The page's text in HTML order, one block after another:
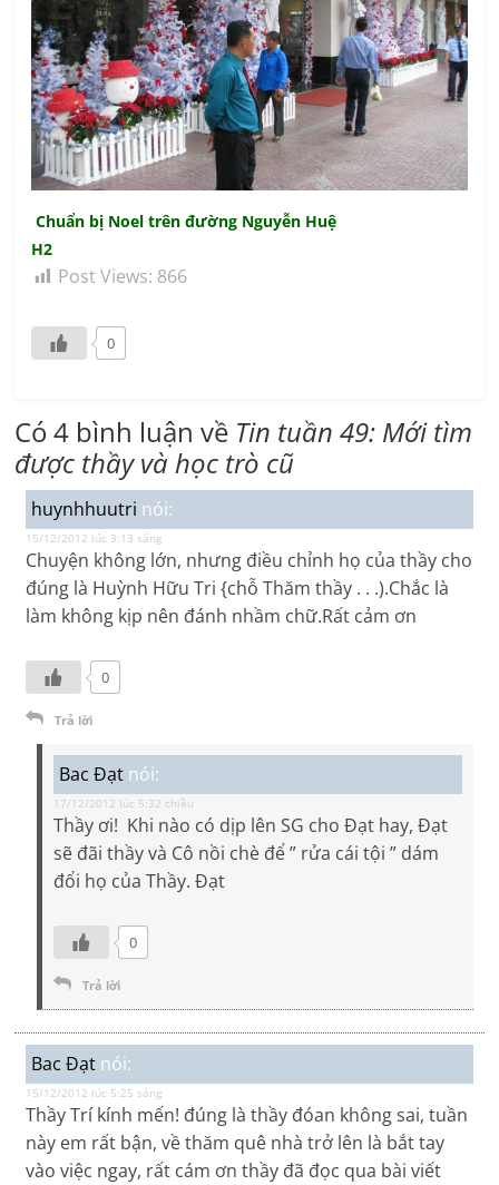
Chuẩn bị Noel trên đường Nguyễn Huệ
H2
Post Views: 866
0
Có 4 bình luận về Tin tuần 49: Mới tìm
được thầy và học trò cũ
huynhhuutri nói:
15/12/2012 lúc 3:13 sáng
Chuyện không lớn, nhưng điều chỉnh họ của thầy cho
đúng là Huỳnh Hữu Tri {chỗ Thăm thầy . . .).Chắc là
làm không kịp nên đánh nhầm chữ.Rất cảm ơn
0
Trả lời
Bac Đạt nói:
17/12/2012 lúc 5:32 chiều
Thầy ơi! Khi nào có dịp lên SG cho Đạt hay, Đạt
sẽ đãi thầy và Cô nồi chè để ” rửa cái tội ” dám
đổi họ của Thầy. Đạt
0
Trả lời
Bac Đạt nói:
15/12/2012 lúc 5:25 sáng
Thầy Trí kính mến! đúng là thầy đóan không sai, tuần
này em rất bận, về thăm quê nhà trở lên là bắt tay
vào việc ngay, rất cám ơn thầy đã đọc qua bài viết